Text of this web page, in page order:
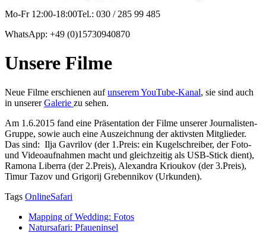
Mo-Fr 12:00-18:00Tel.: 030 / 285 99 485
WhatsApp: +49 (0)15730940870
Unsere Filme
Neue Filme erschienen aufunserem YouTube-Kanal, sie sind auch
in unsererGalerie zu sehen.
Am 1.6.2015 fand eine Präsentation der Filme unserer Journalisten-
Gruppe, sowie auch eine Auszeichnung der aktivsten Mitglieder.
Das sind: Ilja Gavrilov (der 1.Preis: ein Kugelschreiber, der Foto-
und Videoaufnahmen macht und gleichzeitig als USB-Stick dient),
Ramona Liberra (der 2.Preis), Alexandra Krioukov (der 3.Preis),
Timur Tazov und Grigorij Grebennikov (Urkunden).
Tags OnlineSafari
Mapping of Wedding: Fotos
Natursafari: Pfaueninsel